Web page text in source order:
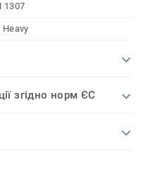
1307
Heavy
згідно норм ЄС